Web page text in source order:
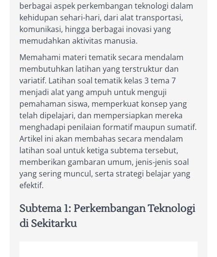
berbagai aspek perkembangan teknologi dalam
kehidupan sehari-hari, dari alat transportasi,
komunikasi, hingga berbagai inovasi yang
memudahkan aktivitas manusia.
Memahami materi tematik secara mendalam
membutuhkan latihan yang terstruktur dan
variatif. Latihan soal tematik kelas 3 tema 7
menjadi alat yang ampuh untuk menguji
pemahaman siswa, memperkuat konsep yang
telah dipelajari, dan mempersiapkan mereka
menghadapi penilaian formatif maupun sumatif.
Artikel ini akan membahas secara mendalam
latihan soal untuk ketiga subtema tersebut,
memberikan gambaran umum, jenis-jenis soal
yang sering muncul, serta strategi belajar yang
efektif.
Subtema 1: Perkembangan Teknologi
di Sekitarku